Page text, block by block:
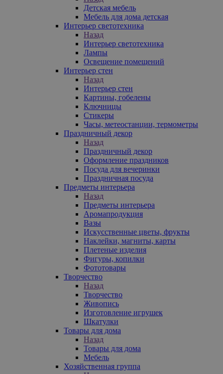
Детская мебель
Мебель для дома детская
Интерьер светотехника
Назад
Интерьер светотехника
Лампы
Освещение помещений
Интерьер стен
Назад
Интерьер стен
Картины, гобелены
Ключницы
Стикеры
Часы, метеостанции, термометры
Праздничный декор
Назад
Праздничный декор
Оформление праздников
Посуда для вечеринки
Праздничная посуда
Предметы интерьера
Назад
Предметы интерьера
Аромапродукция
Вазы
Искусственные цветы, фрукты
Наклейки, магниты, карты
Плетеные изделия
Фигуры, копилки
Фототовары
Творчество
Назад
Творчество
Живопись
Изготовление игрушек
Шкатулки
Товары для дома
Назад
Товары для дома
Мебель
Хозяйственная группа